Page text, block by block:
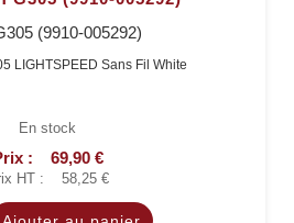
(9910-005292)
LIGHTSPEED Sans Fil White
En stock
: 69,90 €
HT : 58,25 €